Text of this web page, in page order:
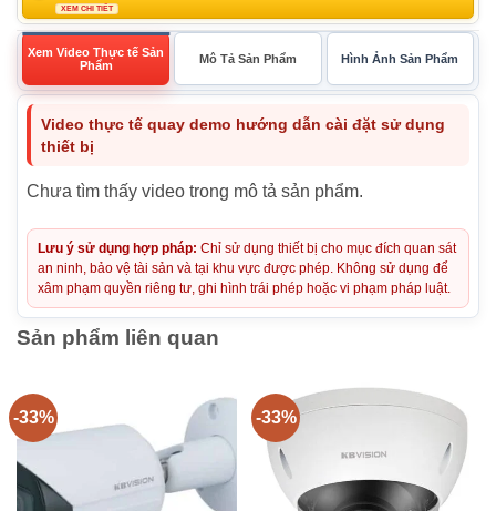
XEM CHI TIẾT
Xem Video Thực tế Sản
Phẩm
Mô Tả Sản Phẩm Hình Ảnh Sản Phẩm
Video thực tế quay demo hướng dẫn cài đặt sử dụng
thiết bị
Chưa tìm thấy video trong mô tả sản phẩm.
Lưu ý sử dụng hợp pháp: Chỉ sử dụng thiết bị cho mục đích quan sát
an ninh, bảo vệ tài sản và tại khu vực được phép. Không sử dụng để
xâm phạm quyền riêng tư, ghi hình trái phép hoặc vi phạm pháp luật.
Sản phẩm liên quan
-33% -33%